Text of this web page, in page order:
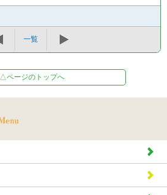
一覧
△ページのトップへ